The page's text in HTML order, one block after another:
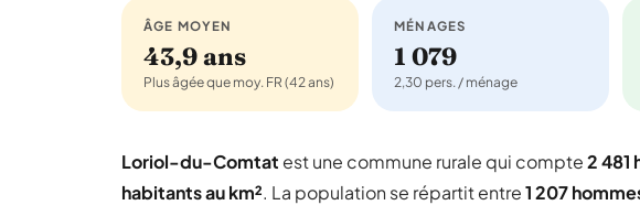
ÂGE MOYEN
43,9 ans
Plus âgée que moy. FR (42 ans)
MÉNAGES
1 079
2,30 pers. / ménage
Loriol-du-Comtat est une commune rurale qui compte2 481
habitants au km². La population se répartit entre1 207